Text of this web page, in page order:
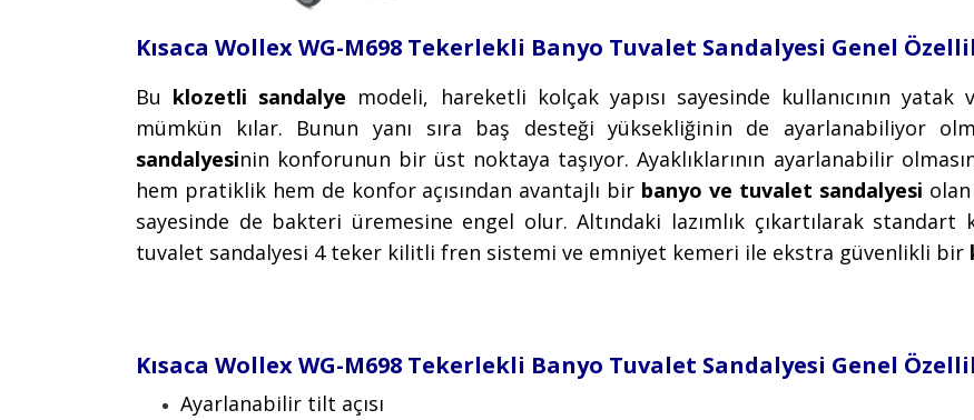
Kısaca Wollex WG-M698 Tekerlekli Banyo Tuvalet Sandalyesi Genel
Bu klozetli sandalye modeli, hareketli kolçak yapısı sayesinde kullanıcının
mümkün kılar. Bunun yanı sıra baş desteği yüksekliğinin de ayarlanabiliyor
sandalyesinin konforunun bir üst noktaya taşıyor. Ayaklıklarının ayarlanabilir
hem pratiklik hem de konfor açısından avantajlı bir banyo ve tuvalet sandalyesi
sayesinde de bakteri üremesine engel olur. Altındaki lazımlık çıkartılarak
tuvalet sandalyesi 4 teker kilitli fren sistemi ve emniyet kemeri ile ekstra güvenlikli bir
Kısaca Wollex WG-M698 Tekerlekli Banyo Tuvalet Sandalyesi Genel
Ayarlanabilir tilt açısı